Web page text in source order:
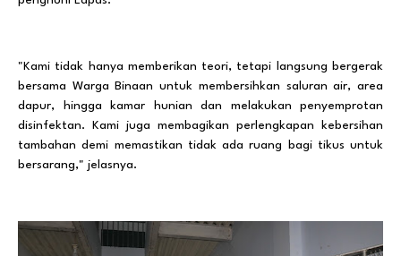
"Kami tidak hanya memberikan teori, tetapi langsung bergerak
bersama Warga Binaan untuk membersihkan saluran air, area
dapur, hingga kamar hunian dan melakukan penyemprotan
disinfektan. Kami juga membagikan perlengkapan kebersihan
tambahan demi memastikan tidak ada ruang bagi tikus untuk
bersarang," jelasnya.